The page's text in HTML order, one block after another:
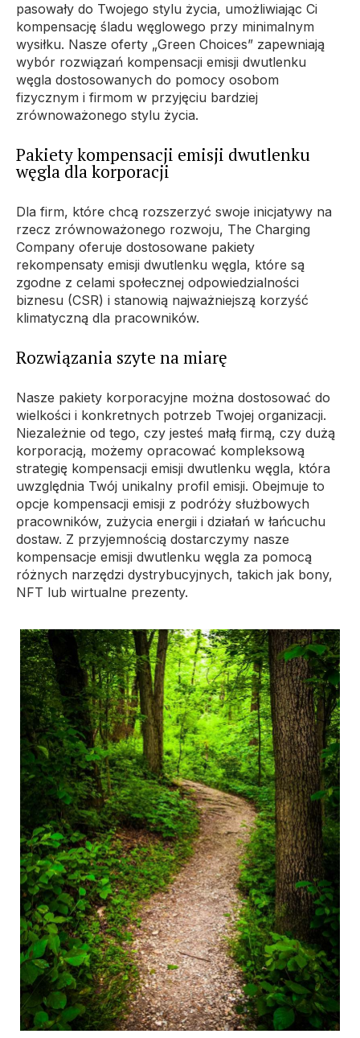
pasowały do ​​Twojego stylu życia, umożliwiając Ci
kompensację śladu węglowego przy minimalnym
wysiłku. Nasze oferty „Green Choices” zapewniają
wybór rozwiązań kompensacji emisji dwutlenku
węgla dostosowanych do pomocy osobom
fizycznym i firmom w przyjęciu bardziej
zrównoważonego stylu życia.
Pakiety kompensacji emisji dwutlenku
węgla dla korporacji
Dla firm, które chcą rozszerzyć swoje inicjatywy na
rzecz zrównoważonego rozwoju, The Charging
Company oferuje dostosowane pakiety
rekompensaty emisji dwutlenku węgla, które są
zgodne z celami społecznej odpowiedzialności
biznesu (CSR) i stanowią najważniejszą korzyść
klimatyczną dla pracowników.
Rozwiązania szyte na miarę
Nasze pakiety korporacyjne można dostosować do
wielkości i konkretnych potrzeb Twojej organizacji.
Niezależnie od tego, czy jesteś małą firmą, czy dużą
korporacją, możemy opracować kompleksową
strategię kompensacji emisji dwutlenku węgla, która
uwzględnia Twój unikalny profil emisji. Obejmuje to
opcje kompensacji emisji z podróży służbowych
pracowników, zużycia energii i działań w łańcuchu
dostaw. Z przyjemnością dostarczymy nasze
kompensacje emisji dwutlenku węgla za pomocą
różnych narzędzi dystrybucyjnych, takich jak bony,
NFT lub wirtualne prezenty.